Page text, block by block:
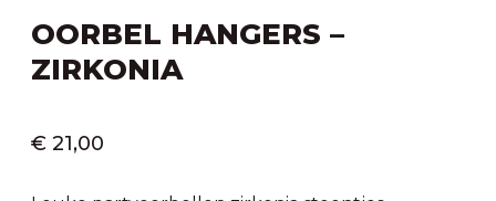
OORBEL HANGERS –
ZIRKONIA
€ 21,00